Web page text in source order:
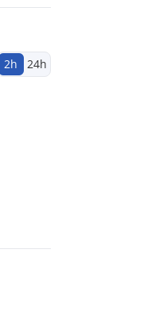
2h 24h